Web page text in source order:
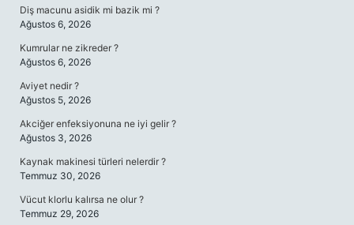
Diş macunu asidik mi bazik mi ?
Ağustos 6, 2026
Kumrular ne zikreder ?
Ağustos 6, 2026
Aviyet nedir ?
Ağustos 5, 2026
Akciğer enfeksiyonuna ne iyi gelir ?
Ağustos 3, 2026
Kaynak makinesi türleri nelerdir ?
Temmuz 30, 2026
Vücut klorlu kalırsa ne olur ?
Temmuz 29, 2026